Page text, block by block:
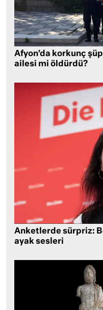
Afyon’da korkunç
ailesi mi öldürdü?
Anketlerde sürpriz:
ayak sesleri